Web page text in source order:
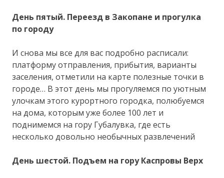
День пятый. Переезд в Закопане и прогулка
по городу
И снова мы все для вас подробно расписали:
платформу отправления, прибытия, варианты
заселения, отметили на карте полезные точки в
городе… В этот день мы прогуляемся по уютным
улочкам этого курортного городка, полюбуемся
на дома, которым уже более 100 лет и
поднимемся на гору Губалувка, где есть
несколько довольно необычных развлечений
День шестой. Подъем на гору Каспровы Верх